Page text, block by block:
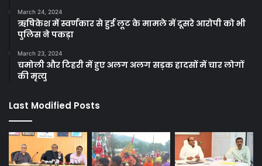
March 24, 2024
ऋषिकेश में स्वर्णकार से हुई लूट के मामले में दूसरे आरोपी को भी
पुलिस ने पकड़ा
March 23, 2024
चमोली और टिहरी में हुए अलग अलग सड़क हादसों में चार लोगों
की मृत्यु
Last Modified Posts